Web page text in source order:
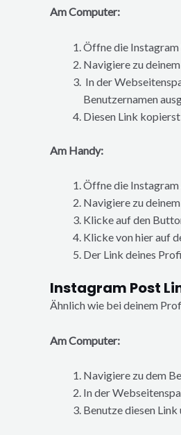
Am Computer:
Öffne die Instagram
Navigiere zu
In der
Benutzernamen
Diesen Link
Am Handy:
Öffne die Instagram
Navigiere zu
Klicke auf den
Klicke von hier auf
Der Link deines
Instagram Post
Ähnlich wie bei deinem
Am Computer:
Navigiere zu dem
In der
Benutze diesen